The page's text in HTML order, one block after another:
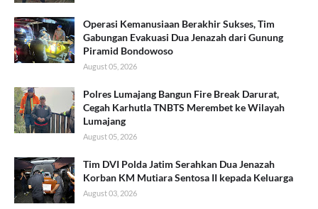
Operasi Kemanusiaan Berakhir Sukses, Tim
Gabungan Evakuasi Dua Jenazah dari Gunung
Piramid Bondowoso
August 05, 2026
Polres Lumajang Bangun Fire Break Darurat,
Cegah Karhutla TNBTS Merembet ke Wilayah
Lumajang
August 05, 2026
Tim DVI Polda Jatim Serahkan Dua Jenazah
Korban KM Mutiara Sentosa II kepada Keluarga
August 03, 2026